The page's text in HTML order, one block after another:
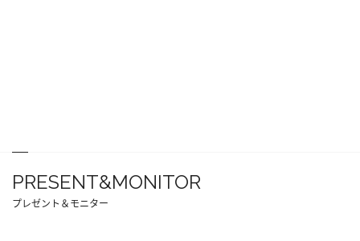
PRESENT&MONITOR
プレゼント＆モニター